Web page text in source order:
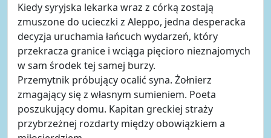
Kiedy syryjska lekarka wraz z córką zostają
zmuszone do ucieczki z Aleppo, jedna desperacka
decyzja uruchamia łańcuch wydarzeń, który
przekracza granice i wciąga pięcioro nieznajomych
w sam środek tej samej burzy.
Przemytnik próbujący ocalić syna. Żołnierz
zmagający się z własnym sumieniem. Poeta
poszukujący domu. Kapitan greckiej straży
przybrzeżnej rozdarty między obowiązkiem a